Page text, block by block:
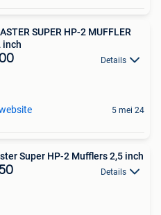
SUPER HP-2 MUFFLER
inch
Details
5 mei 24
Super HP-2 Mufflers 2,5 inch
Details